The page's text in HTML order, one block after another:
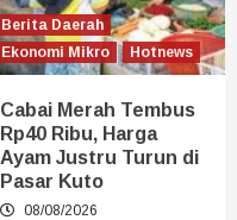
Berita Daerah
Ekonomi Mikro
Hotnews
Cabai Merah Tembus
Rp40 Ribu, Harga
Ayam Justru Turun di
Pasar Kuto
08/08/2026